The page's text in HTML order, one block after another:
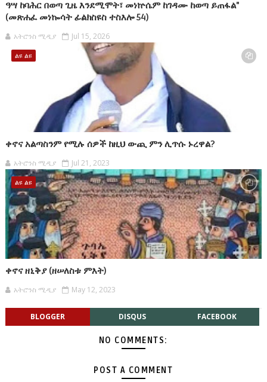
ዓሣ ከባሕር በወጣ ጊዜ እንደሚሞት፣ መነኵሴም ከገዳሙ ከወጣ ይጠፋል"
(መጽሐፈ መነኰሳት ፊልክስዩስ ተስእሎ 54)
አትሮንስ ሚዲያ Jul 15, 2026
ልዩ ልዩ
ቀኖና አልጣስንም የሚሉ ሰዎች ከዚህ ውጪ ምን ሊጥሱ ኑረዋል?
አትሮንስ ሚዲያ Jul 21, 2023
ልዩ ልዩ
ቀኖና ዘኒቅያ (ዘሠለስቱ ምእት)
አትሮንስ ሚዲያ May 12, 2023
BLOGGER DISQUS FACEBOOK
NO COMMENTS:
POST A COMMENT